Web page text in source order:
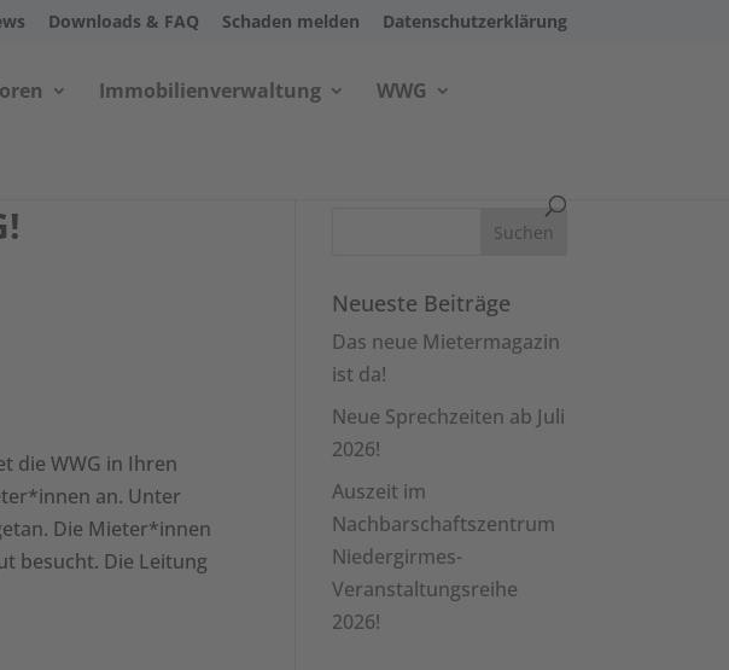
Downloads & FAQ Schaden melden Datenschutzerklärung
Immobilienverwaltung WWG
die WWG in Ihren
an. Unter
Die Mieter*innen
besucht. Die Leitung
Neueste Beiträge
Das neue Mietermagazin
ist da!
Neue Sprechzeiten ab Juli
2026!
Auszeit im
Nachbarschaftszentrum
Niedergirmes-
Veranstaltungsreihe
2026!